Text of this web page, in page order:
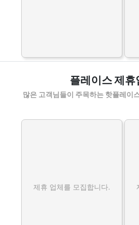
플레이스 제휴
많은 고객님들이 주목하는 핫플레이
제휴 업체를 모집합니다.